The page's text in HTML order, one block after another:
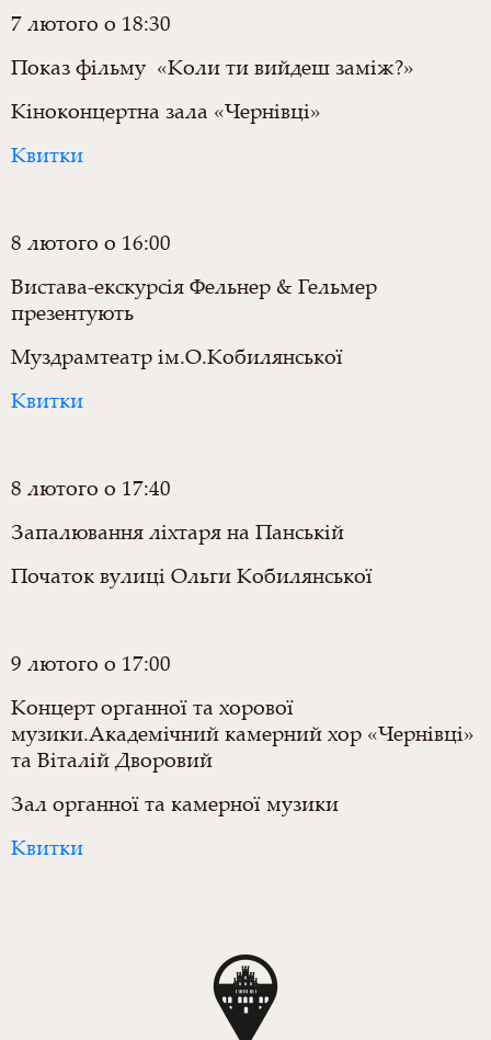
7 лютого о 18:30
Показ фільму «Коли ти вийдеш заміж?»
Кіноконцертна зала «Чернівці»
Квитки
8 лютого о 16:00
Вистава-екскурсія Фельнер & Гельмер
презентують
Муздрамтеатр ім.О.Кобилянської
Квитки
8 лютого о 17:40
Запалювання ліхтаря на Панській
Початок вулиці Ольги Кобилянської
9 лютого о 17:00
Концерт органної та хорової
музики.Академічний камерний хор «Чернівці»
та Віталій Дворовий
Зал органної та камерної музики
Квитки